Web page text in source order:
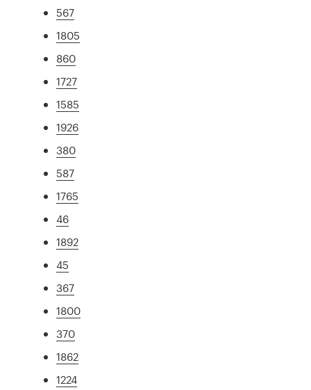
567
1805
860
1727
1585
1926
380
587
1765
46
1892
45
367
1800
370
1862
1224